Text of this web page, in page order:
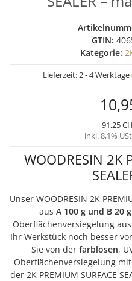
GTIN:
Kategorie:
Lieferzeit:2 - 4 Werktage
91,25
inkl. 8,1%
WOODRESIN 2K
Unser WOODRESIN 2K
aus A 100 g und B 20 g
Oberflächenversiegelung
Ihr Werkstück noch besser
Sie von der farblosen,
Oberflächenversiegelung mit
der 2K PREMIUM SURFACE